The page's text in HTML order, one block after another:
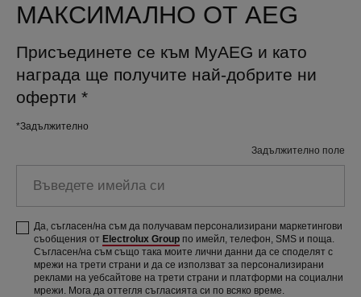
МАКСИМАЛНО ОТ AEG
Присъединете се към MyAEG и като
награда ще получите най-добрите ни
оферти *
*Задължително
Задължително поле
Да, съгласен/на съм да получавам персонализирани маркетингови
съобщения от Electrolux Group по имейл, телефон, SMS и поща.
Съгласен/на съм също така моите лични данни да се споделят с
мрежи на трети страни и да се използват за персонализирани
реклами на уебсайтове на трети страни и платформи на социални
мрежи. Мога да оттегля съгласията си по всяко време.